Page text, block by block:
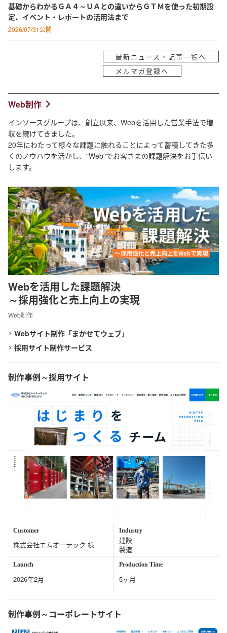
基礎からわかるＧＡ４～ＵＡとの違いからＧＴＭを使った初期設
定、イベント・レポートの活用法まで
2026/07/31公開
最新ニュース・記事一覧へ
メルマガ登録へ
Web制作
インソースグループは、創立以来、Webを活用した営業手法で増
収を続けてきました。
20年にわたって様々な課題に触れることによって蓄積してきた多
くのノウハウを活かし、"Web"でお客さまの課題解決をお手伝い
します。
Webを活用した課題解決
～採用強化と売上向上の実現
Web制作
Webサイト制作「まかせてウェブ」
採用サイト制作サービス
制作事例～採用サイト
Customer
株式会社エムオーテック 様
Industry
建設
製造
Launch
2026年2月
Production Time
5ヶ月
制作事例～コーポレートサイト